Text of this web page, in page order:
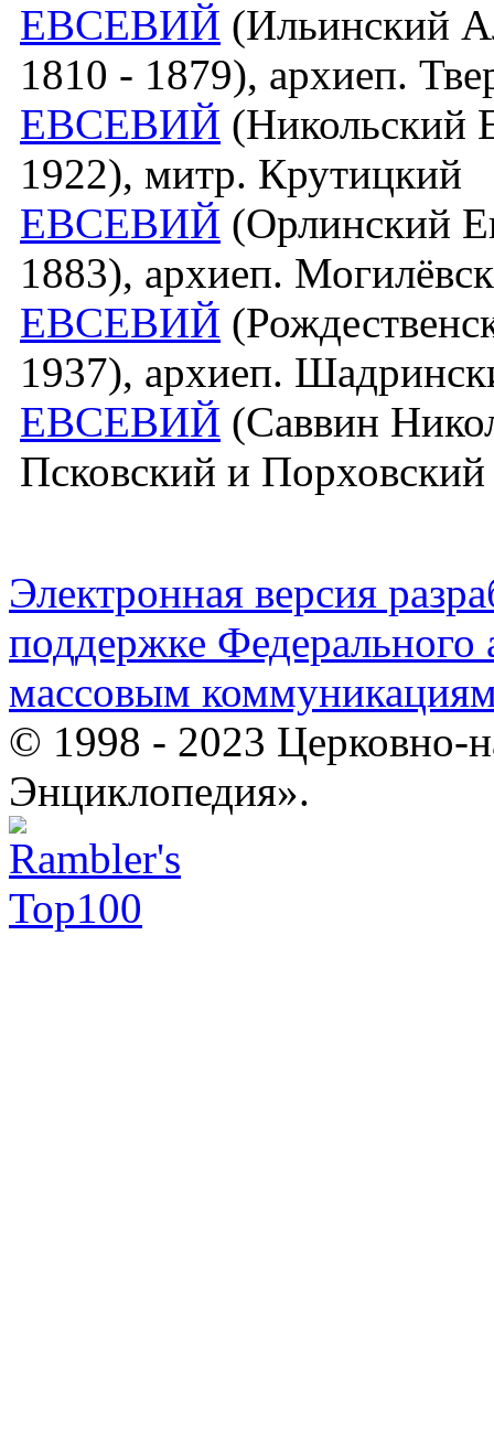
ЕВСЕВИЙ (Ильинский
1810 - 1879), архиеп.
ЕВСЕВИЙ (Никольский
1922), митр. Крутицкий
ЕВСЕВИЙ (Орлинский
1883), архиеп.
ЕВСЕВИЙ
1937), архиеп.
ЕВСЕВИЙ (Саввин
Псковский и Порховский
Электронная версия
поддержке Федерального
массовым
© 1998 - 2023 Церковно-
Энциклопедия».